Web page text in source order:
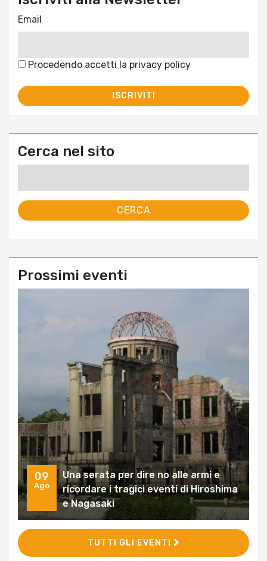
Email
Procedendo accetti la privacy policy
Cerca nel sito
Prossimi eventi
09
Ago
Una serata per dire no alle armi e
ricordare i tragici eventi di Hiroshima
e Nagasaki
TUTTI GLI EVENTI